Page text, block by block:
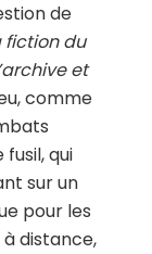
de
fiction du
et
comme
qui
sur un
pour les
distance,